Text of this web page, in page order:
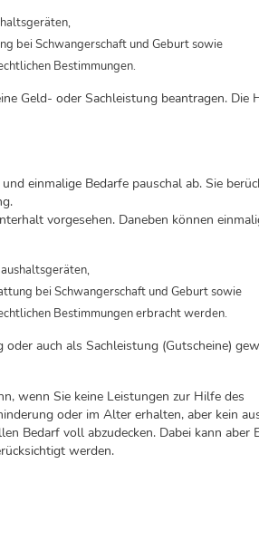
bei Schwangerschaft und Geburt sowie
Bestimmungen.
Geld- oder Sachleistung beantragen. Die
einmalige Bedarfe pauschal ab. Sie
vorgesehen. Daneben können
bei Schwangerschaft und Geburt sowie
Bestimmungen erbracht werden.
auch als Sachleistung (Gutscheine)
wenn Sie keine Leistungen zur Hilfe des
oder im Alter erhalten, aber kein
Bedarf voll abzudecken. Dabei kann aber
werden.